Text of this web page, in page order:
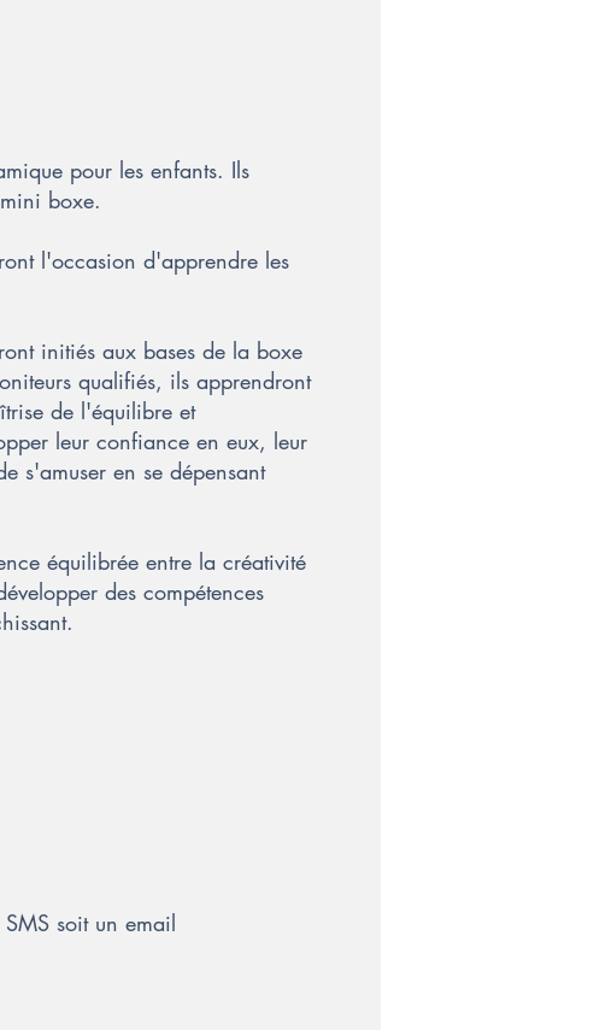
pour les enfants. Ils
boxe.
l'occasion d'apprendre les
initiés aux bases de la boxe
qualifiés, ils apprendront
de l'équilibre et
leur confiance en eux, leur
s'amuser en se dépensant
équilibrée entre la créativité
des compétences
soit un email